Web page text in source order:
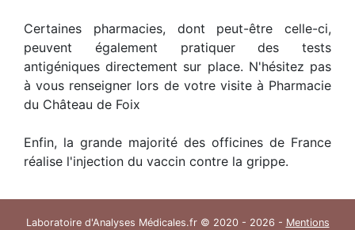
Certaines pharmacies, dont peut-être celle-ci,
peuvent également pratiquer des tests
antigéniques directement sur place. N'hésitez pas
à vous renseigner lors de votre visite à Pharmacie
du Château de Foix
Enfin, la grande majorité des officines de France
réalise l'injection du vaccin contre la grippe.
Laboratoire d'Analyses Médicales.fr © 2020 - 2026 - Mentions